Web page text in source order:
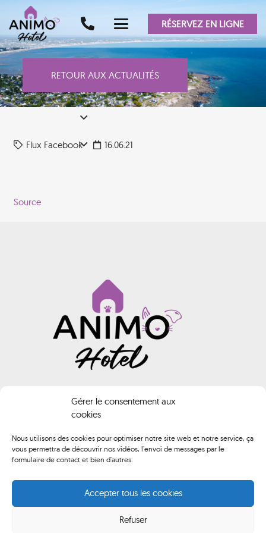
Gérer le consentement aux
cookies
Nous utilisons des cookies pour optimiser notre site web et notre service, ça
vous permettra de découvrir nos vidéos, l'envoi de messages par le
formulaire de contact et bien d'autres.
Accepter tous les cookies
Refuser
RÉSERVEZ EN LIGNE
RETOUR AUX ACTUALITÉS
Flux Facebook 16.06.21
Source
Animo HOTEL
02 40 61 74 02
contact@animo-hotel.fr
Route de Brederac, 44500 La Baule-Escoublac
Du lundi au samedi de 10h00 à 12h00 et de 14h00 à 18h00